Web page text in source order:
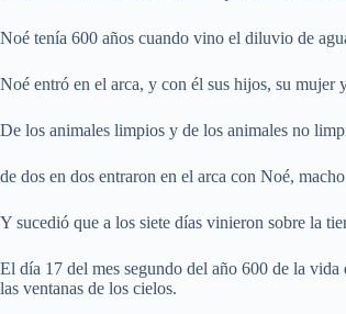
Noé tenía 600 años cuando vino el diluvio de
Noé entró en el arca, y con él sus hijos, su mujer
De los animales limpios y de los animales no
de dos en dos entraron en el arca con Noé,
Y sucedió que a los siete días vinieron sobre la
El día 17 del mes segundo del año 600 de la
las ventanas de los cielos.